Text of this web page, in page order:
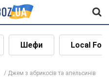
Шефи Local
Джем з абрикосів та апельсинів